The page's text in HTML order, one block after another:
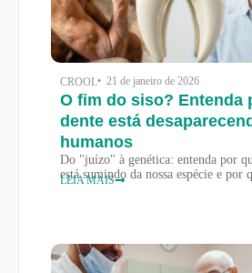
CROOL• 21 de janeiro de 2026
O fim do siso? Entenda
dente está
humanos
Do "juízo" à genética: entenda por
está sumindo da nossa espécie e por
LEIA MAIS